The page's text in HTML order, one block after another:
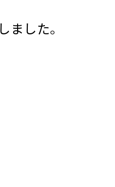
した。